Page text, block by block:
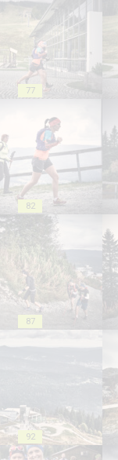
77
82
87
92